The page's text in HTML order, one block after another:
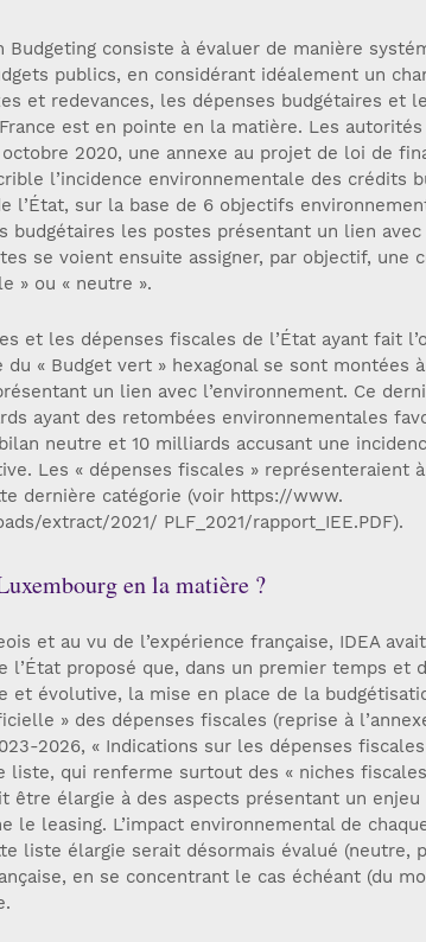
Budgeting consiste à évaluer de manière
publics, en considérant idéalement un
et redevances, les dépenses budgétaires et
est en pointe en la matière. Les
2020, une annexe au projet de loi de
l’incidence environnementale des crédits
l’État, sur la base de 6 objectifs
budgétaires les postes présentant un lien avec
se voient ensuite assigner, par objectif, une
» ou « neutre ».
et les dépenses fiscales de l’État ayant fait
du « Budget vert » hexagonal se sont montées
un lien avec l’environnement. Ce
ayant des retombées environnementales
neutre et 10 milliards accusant une
Les « dépenses fiscales » représenteraient
dernière catégorie (voir https://www.
extract/2021/ PLF_2021/rapport_IEE.PDF).
en la matière ?
et au vu de l’expérience française, IDEA
l’État proposé que, dans un premier temps et
et évolutive, la mise en place de la
» des dépenses fiscales (reprise à
2026, « Indications sur les dépenses
liste, qui renferme surtout des « niches
être élargie à des aspects présentant un enjeu
le leasing. L’impact environnemental de
liste élargie serait désormais évalué (neutre,
en se concentrant le cas échéant (du